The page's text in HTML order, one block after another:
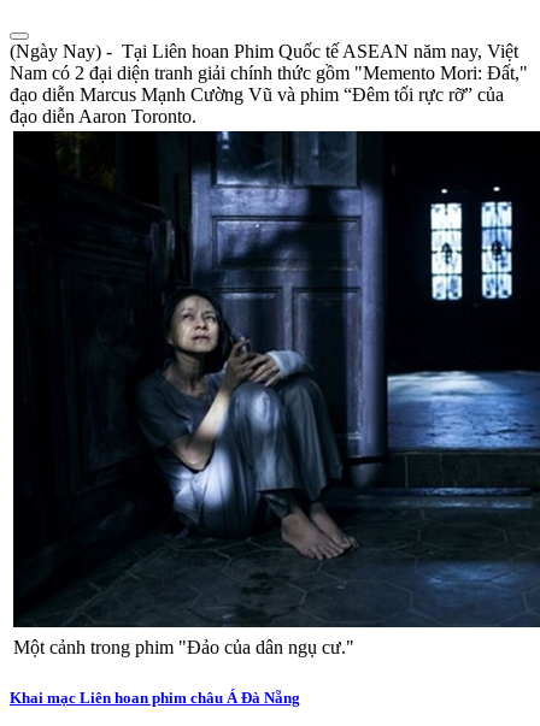
(Ngày Nay) - Tại Liên hoan Phim Quốc tế ASEAN năm nay, Việt
Nam có 2 đại diện tranh giải chính thức gồm "Memento Mori: Đất,"
đạo diễn Marcus Mạnh Cường Vũ và phim “Đêm tối rực rỡ” của
đạo diễn Aaron Toronto.
Một cảnh trong phim "Đảo của dân ngụ cư."
Khai mạc Liên hoan phim châu Á Đà Nẵng